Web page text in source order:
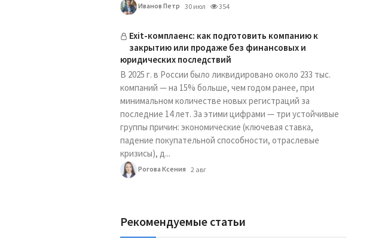
Иванов Петр 30 июл 354
Exit-комплаенс: как подготовить компанию к
закрытию или продаже без финансовых и
юридических последствий
В 2025 г. в России было ликвидировано около 233 тыс.
компаний — на 15% больше, чем годом ранее, при
минимальном количестве новых регистраций за
последние 14 лет. За этими цифрами — три устойчивые
группы причин: экономические (ключевая ставка,
падение покупательной способности, отраслевые
кризисы), д...
Рогова Ксения 2 авг
Рекомендуемые статьи